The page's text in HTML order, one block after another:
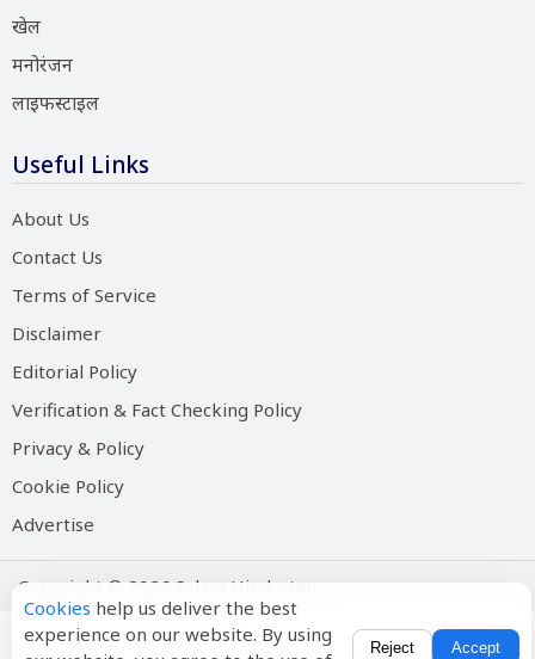
खेल
मनोरंजन
लाइफस्टाइल
Useful Links
About Us
Contact Us
Terms of Service
Disclaimer
Editorial Policy
Verification & Fact Checking Policy
Privacy & Policy
Cookie Policy
Advertise
Copyright © 2026 Salam Hindustan
Cookies help us deliver the best
experience on our website. By using
Reject Accept